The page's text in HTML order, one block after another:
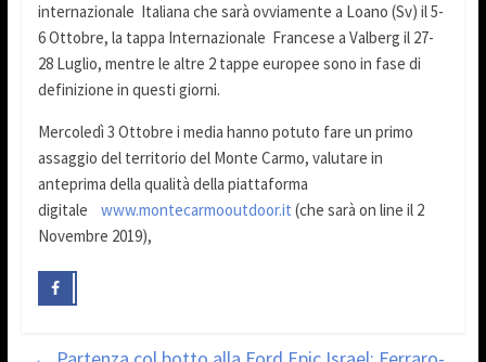
internazionale Italiana che sarà ovviamente a Loano (Sv) il 5-
6 Ottobre, la tappa Internazionale Francese a Valberg il 27-
28 Luglio, mentre le altre 2 tappe europee sono in fase di
definizione in questi giorni.
Mercoledì 3 Ottobre i media hanno potuto fare un primo
assaggio del territorio del Monte Carmo, valutare in
anteprima della qualità della piattaforma
digitale www.montecarmooutdoor.it (che sarà on line il 2
Novembre 2019),